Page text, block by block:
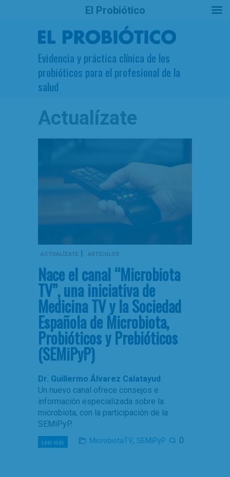
Evidencia y práctica clínica de los
probióticos para el profesional de la
salud
Actualízate
ACTUALÍZATE | ARTÍCULOS
Nace el canal “Microbiota
TV”, una iniciativa de
Medicina TV y la Sociedad
Española de Microbiota,
Probióticos y Prebióticos
(SEMiPyP)
Dr. Guillermo Álvarez Calatayud
Un nuevo canal ofrece consejos e
información especializada sobre la
microbiota, con la participación de la
SEMiPyP.
Leer más MicrobiotaTV, SEMiPyP 0
El Probiótico